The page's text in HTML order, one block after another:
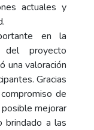
actuales y
en la
proyecto
una valoración
Gracias
de
mejorar
brindado a las